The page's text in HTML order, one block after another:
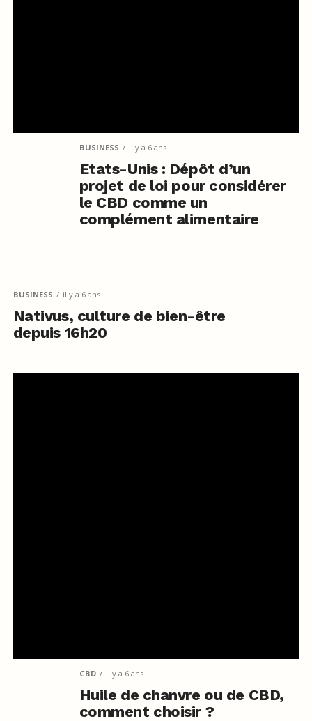
BUSINESS il y a 6 ans
Etats-Unis : Dépôt d’un
projet de loi pour considérer
le CBD comme un
complément alimentaire
BUSINESS il y a 6 ans
Nativus, culture de bien-être
depuis 16h20
CBD il y a 6 ans
Huile de chanvre ou de CBD,
comment choisir ?